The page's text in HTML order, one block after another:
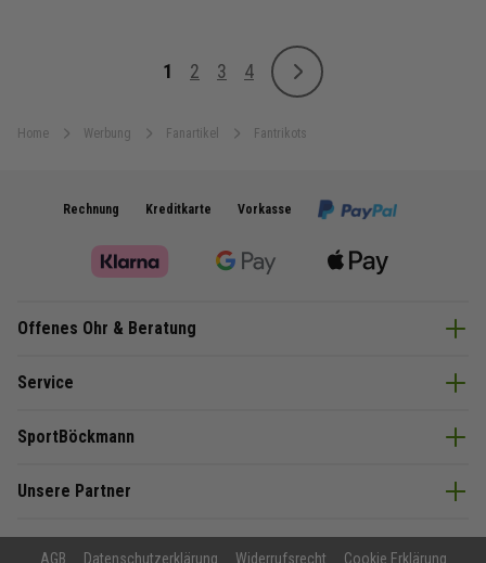
Home Werbung Fanartikel Fantrikots
Sie lesen gerade Seite
1
Seite
2
Seite
3
Seite
4
Weiter
Rechnung Kreditkarte Vorkasse
Offenes Ohr & Beratung
Service
SportBöckmann
Unsere Partner
AGB Datenschutzerklärung Widerrufsrecht Cookie Erklärung